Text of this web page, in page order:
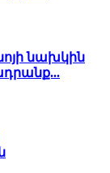
նախկին